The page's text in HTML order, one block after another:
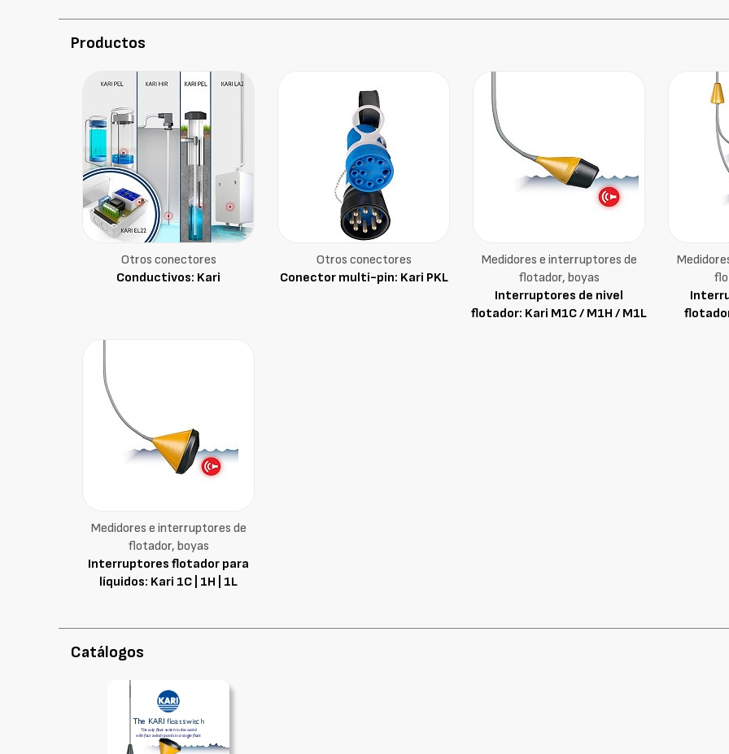
Productos
Otros conectores
Conductivos: Kari
Otros conectores
Conector multi-pin: Kari PKL
Medidores e interruptores de
flotador, boyas
Interruptores de nivel
flotador: Kari M1C / M1H / M1L
Medidores e interruptores de
flotador, boyas
Interruptores flotador para
líquidos: Kari 1C | 1H | 1L
Catálogos